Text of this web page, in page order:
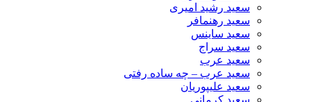
سعید رشید امیری
سعید رهنمافر
سعید ساینس
سعید سراج
سعید عرب
سعید عرب – چه ساده رفتی
سعید علیپوریان